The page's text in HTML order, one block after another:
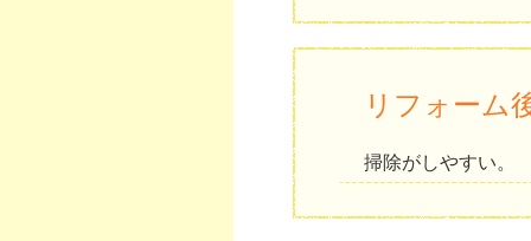
リフォーム
掃除がしやすい。